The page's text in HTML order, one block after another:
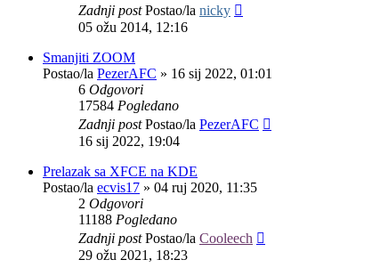
Zadnji postPostao/la nicky
05 ožu 2014, 12:16
Smanjiti ZOOM
Postao/la PezerAFC » 16 sij 2022, 01:01
6 Odgovori
17584 Pogledano
Zadnji postPostao/la PezerAFC
16 sij 2022, 19:04
Prelazak sa XFCE na KDE
Postao/la ecvis17 » 04 ruj 2020, 11:35
2 Odgovori
11188 Pogledano
Zadnji postPostao/la Cooleech
29 ožu 2021, 18:23